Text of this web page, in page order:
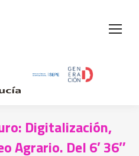
Digitalización,
Agrario. Del 6′ 36″